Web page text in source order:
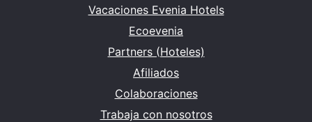
Vacaciones Evenia Hotels
Ecoevenia
Partners (Hoteles)
Afiliados
Colaboraciones
Trabaja con nosotros